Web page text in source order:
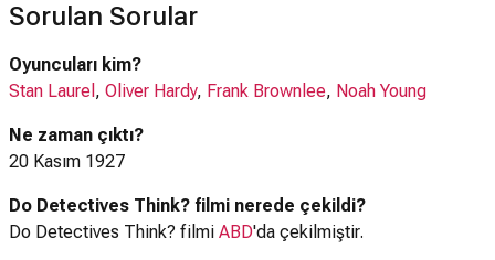
Sorulan Sorular
Oyuncuları kim?
Stan Laurel , Oliver Hardy, Frank Brownlee, Noah Young
Ne zaman çıktı?
20 Kasım 1927
Do Detectives Think? filmi nerede çekildi?
Do Detectives Think? filmi ABD'da çekilmiştir.